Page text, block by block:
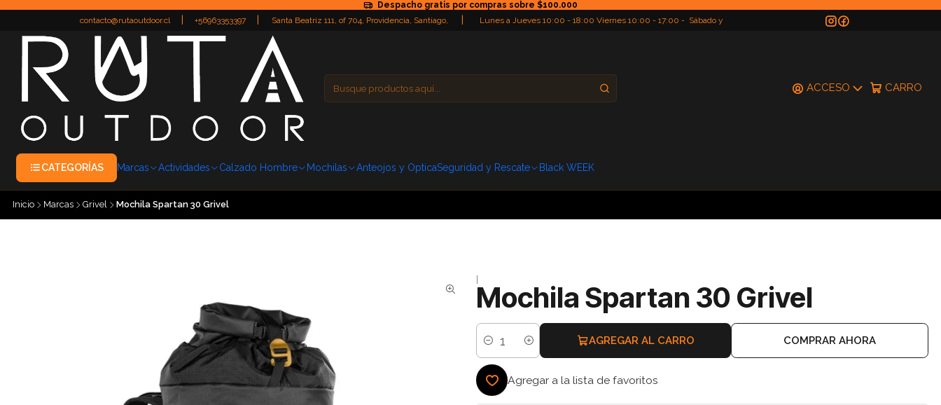
Despacho gratis por compras sobre $100.000
contacto@rutaoutdoor.cl
+56963353397
Santa Beatriz 111, of 704, Providencia, Santiago,
Lunes a Jueves 10:00 - 18:00 Viernes 10:00 - 17:00 - Sábado y
ACCESO CARRO
CATEGORÍAS Marcas Actividades Calzado Hombre Mochilas Anteojos y OpticaSeguridad y Rescate Black WEEK
Inicio Marcas Grivel Mochila Spartan 30 Grivel
|
Mochila Spartan 30 Grivel
Cantidad
AGREGAR AL CARRO COMPRAR AHORA
Agregar a la lista de favoritos